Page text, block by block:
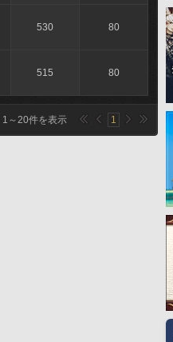
530 80
515 80
1 ～20件を表示 1